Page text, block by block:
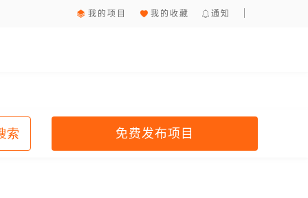
我的项目 我的收藏 通知
索 免费发布项目